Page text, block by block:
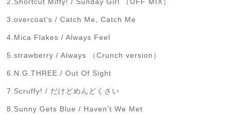
3.overcoat's / Catch Me, Catch Me
4.Mica Flakes / Always Feel
5.strawberry / Always （Crunch version）
6.N.G.THREE / Out Of Sight
7.Scruffy! / だけどめんどくさい
8.Sunny Gets Blue / Haven't We Met